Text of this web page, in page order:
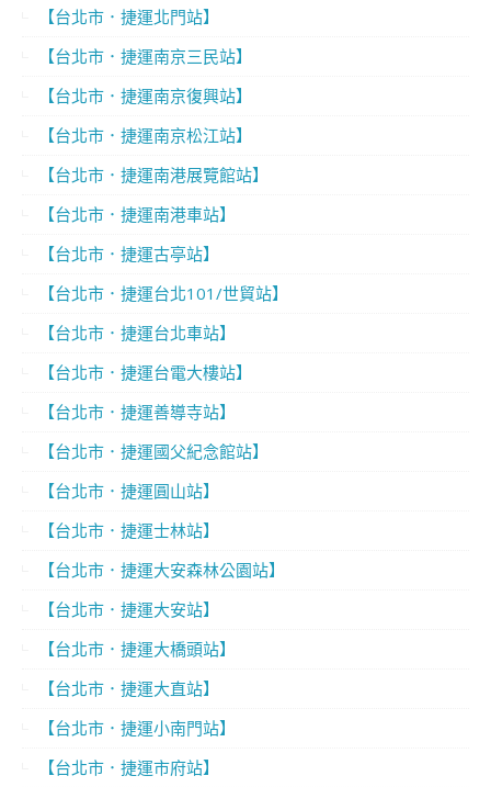
【台北市．捷運北門站】
【台北市．捷運南京三民站】
【台北市．捷運南京復興站】
【台北市．捷運南京松江站】
【台北市．捷運南港展覽館站】
【台北市．捷運南港車站】
【台北市．捷運古亭站】
【台北市．捷運台北101/世貿站】
【台北市．捷運台北車站】
【台北市．捷運台電大樓站】
【台北市．捷運善導寺站】
【台北市．捷運國父紀念館站】
【台北市．捷運圓山站】
【台北市．捷運士林站】
【台北市．捷運大安森林公園站】
【台北市．捷運大安站】
【台北市．捷運大橋頭站】
【台北市．捷運大直站】
【台北市．捷運小南門站】
【台北市．捷運市府站】